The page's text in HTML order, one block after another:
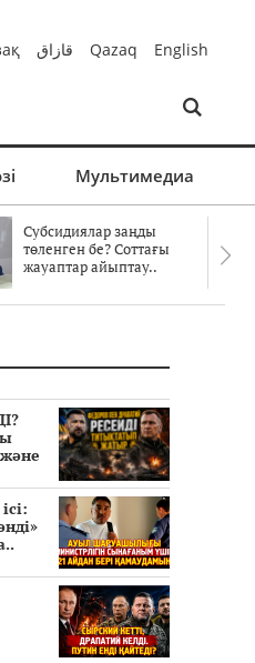
قازاق Qazaq English
Мультимедиа
Субсидиялар заңды
төленген бе? Соттағы
жауаптар айыптау..